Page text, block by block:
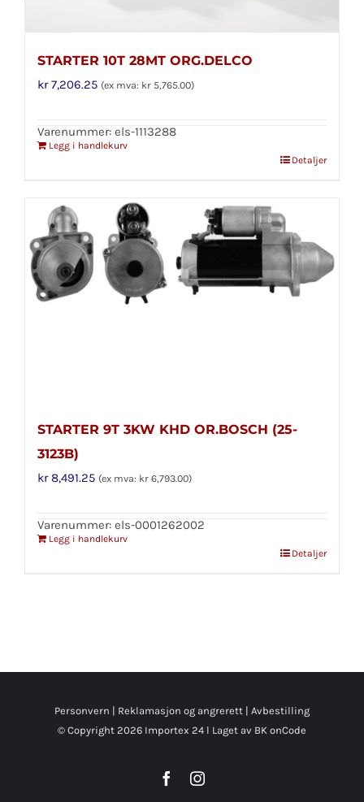
STARTER 10T 28MT ORG.DELCO
kr7,206.25 (ex mva: kr 5,765.00)
Varenummer: els-1113288
Legg i handlekurv
Detaljer
STARTER 9T 3KW KHD OR.BOSCH (25-
3123B)
kr8,491.25 (ex mva: kr 6,793.00)
Varenummer: els-0001262002
Legg i handlekurv
Detaljer
Personvern | Reklamasjon og angrerett | Avbestilling
© Copyright 2026 Importex 24 l Laget av BK onCode
FacebookInstagram